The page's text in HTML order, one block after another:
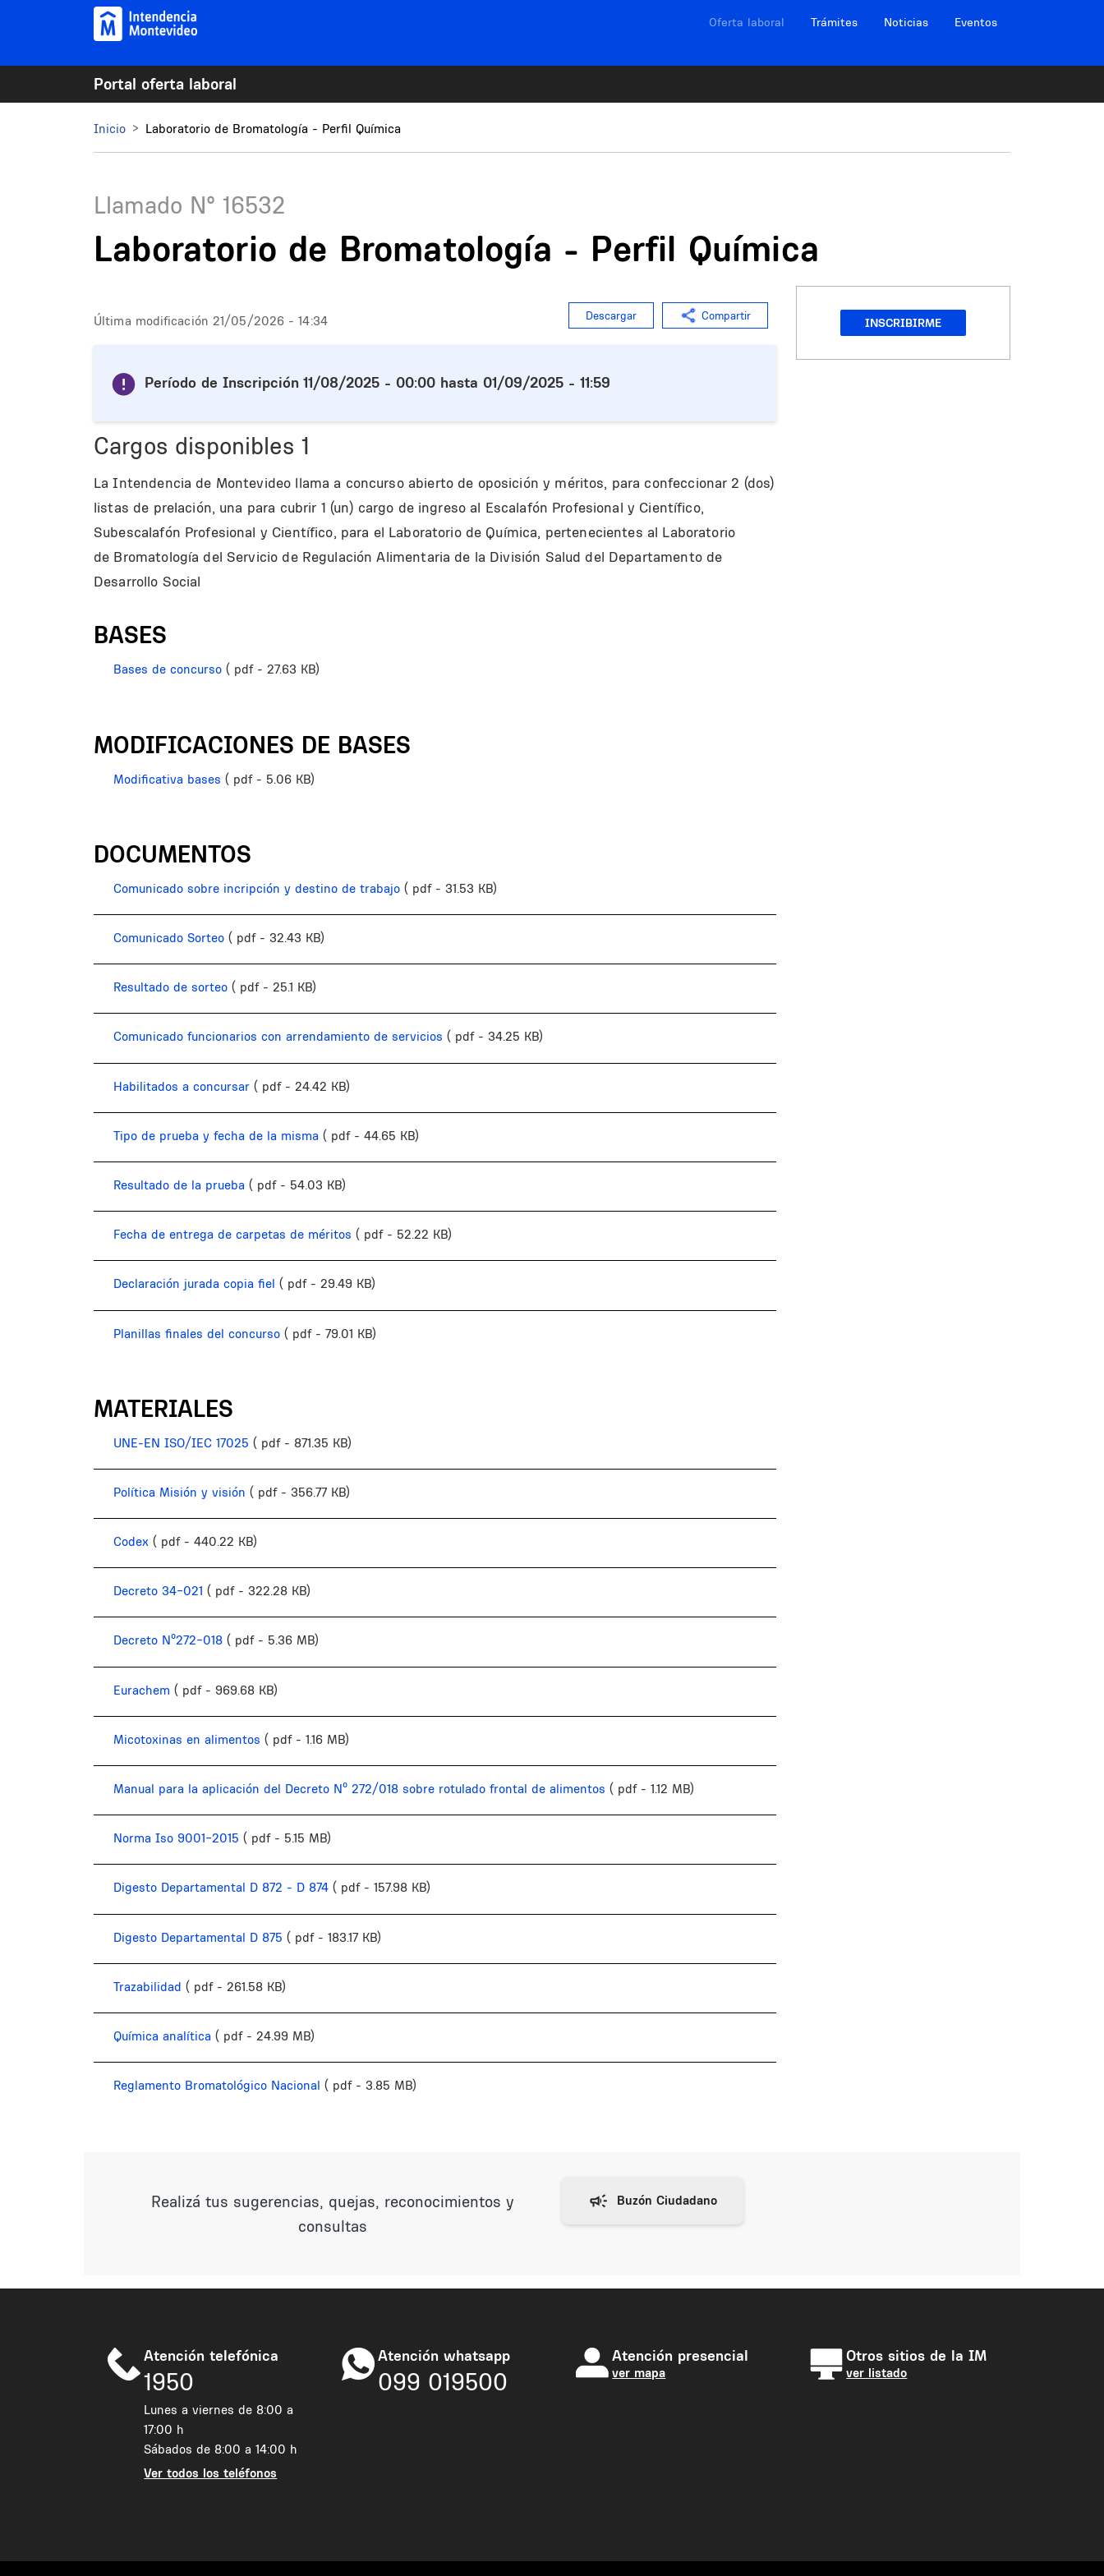
Pasar al contenido principal Navegación sitios
Oferta laboral Trámites Noticias Eventos
Portal oferta laboral
Mi Montevideo
Inicio Laboratorio de Bromatología - Perfil Química
Llamado N° 16532
Laboratorio de Bromatología - Perfil Química
Última modificación 21/05/2026 - 14:34 Compartir
Descargar
Período de Inscripción 11/08/2025 - 00:00 hasta 01/09/2025 - 11:59
Cargos disponibles 1
La Intendencia de Montevideo llama a concurso abierto de oposición y méritos, para confeccionar 2 (dos)
listas de prelación, una para cubrir 1 (un) cargo de ingreso al Escalafón Profesional y Científico,
Subescalafón Profesional y Científico, para el Laboratorio de Química, pertenecientes al Laboratorio
de Bromatología del Servicio de Regulación Alimentaria de la División Salud del Departamento de
Desarrollo Social
BASES
Bases de concurso ( pdf - 27.63 KB)
MODIFICACIONES DE BASES
Modificativa bases ( pdf - 5.06 KB)
DOCUMENTOS
Comunicado sobre incripción y destino de trabajo ( pdf - 31.53 KB)
Comunicado Sorteo ( pdf - 32.43 KB)
Resultado de sorteo ( pdf - 25.1 KB)
Comunicado funcionarios con arrendamiento de servicios ( pdf - 34.25 KB)
Habilitados a concursar ( pdf - 24.42 KB)
Tipo de prueba y fecha de la misma ( pdf - 44.65 KB)
Resultado de la prueba ( pdf - 54.03 KB)
Fecha de entrega de carpetas de méritos ( pdf - 52.22 KB)
Declaración jurada copia fiel ( pdf - 29.49 KB)
Planillas finales del concurso ( pdf - 79.01 KB)
MATERIALES
UNE-EN ISO/IEC 17025 ( pdf - 871.35 KB)
Política Misión y visión ( pdf - 356.77 KB)
Codex ( pdf - 440.22 KB)
Decreto 34-021 ( pdf - 322.28 KB)
Decreto Nº272-018 ( pdf - 5.36 MB)
Eurachem ( pdf - 969.68 KB)
Micotoxinas en alimentos ( pdf - 1.16 MB)
Manual para la aplicación del Decreto Nº 272/018 sobre rotulado frontal de alimentos ( pdf - 1.12 MB)
Norma Iso 9001-2015 ( pdf - 5.15 MB)
Digesto Departamental D 872 - D 874 ( pdf - 157.98 KB)
Digesto Departamental D 875 ( pdf - 183.17 KB)
Trazabilidad ( pdf - 261.58 KB)
Química analítica ( pdf - 24.99 MB)
Reglamento Bromatológico Nacional ( pdf - 3.85 MB)
INSCRIBIRME
Realizá tus sugerencias, quejas, reconocimientos y
consultas
Atención telefónica
1950
Lunes a viernes de 8:00 a
17:00 h
Sábados de 8:00 a 14:00 h
Ver todos los teléfonos
Atención whatsapp
099 019500
Atención presencial
ver mapa
Otros sitios de la IM
ver listado